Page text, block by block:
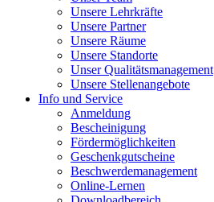
Unsere Lehrkräfte
Unsere Partner
Unsere Räume
Unsere Standorte
Unser Qualitätsmanagement
Unsere Stellenangebote
Info und Service
Anmeldung
Bescheinigung
Fördermöglichkeiten
Geschenkgutscheine
Beschwerdemanagement
Online-Lernen